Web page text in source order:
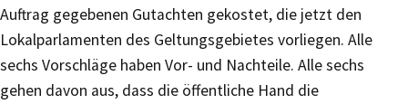
Auftrag gegebenen Gutachten gekostet, die jetzt den
Lokalparlamenten des Geltungsgebietes vorliegen. Alle
sechs Vorschläge haben Vor- und Nachteile. Alle sechs
gehen davon aus, dass die öffentliche Hand die